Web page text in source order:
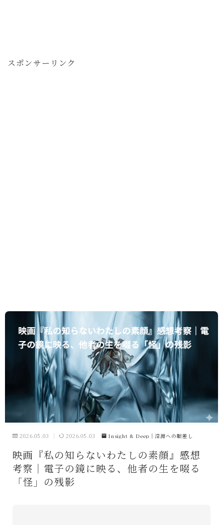
スポンサーリンク
2026.05.03 2026.05.03 Insight & Deep｜深淵への眼差し
映画『私の知らないわたしの素顔』感想
考察｜電子の鏡に映る、他者の生を啜る
「怪」の残影